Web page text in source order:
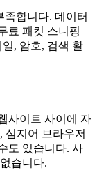
합니다. 데이터
료 패킷 스니핑
, 암호, 검색 활
사이트 사이에 자
심지어 브라우저
도 있습니다. 사
습니다.